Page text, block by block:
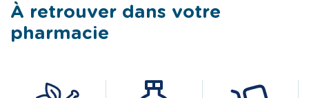
À retrouver dans votre
pharmacie